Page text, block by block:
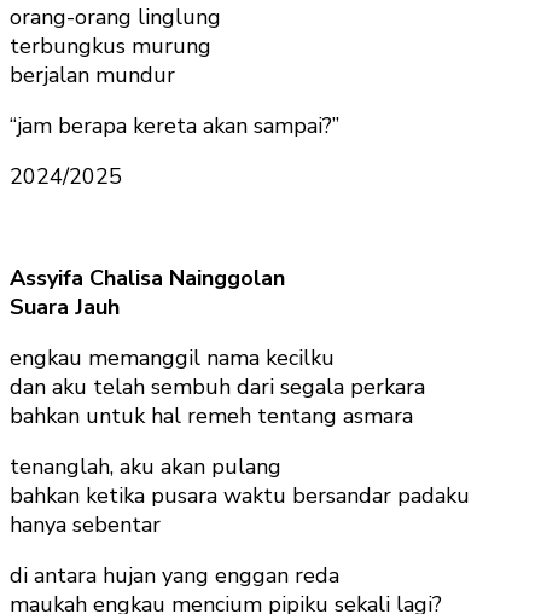
orang-orang linglung
terbungkus murung
berjalan mundur
“jam berapa kereta akan sampai?”
2024/2025
Assyifa Chalisa Nainggolan
Suara Jauh
engkau memanggil nama kecilku
dan aku telah sembuh dari segala perkara
bahkan untuk hal remeh tentang asmara
tenanglah, aku akan pulang
bahkan ketika pusara waktu bersandar padaku
hanya sebentar
di antara hujan yang enggan reda
maukah engkau mencium pipiku sekali lagi?